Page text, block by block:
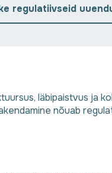
regulatiivseid
läbipaistvus ja
nõuab